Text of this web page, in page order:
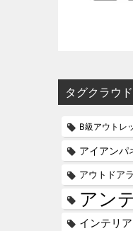
タグクラウド
B級アウトレ
アイアンパ
アウトドア
アン
インテリア